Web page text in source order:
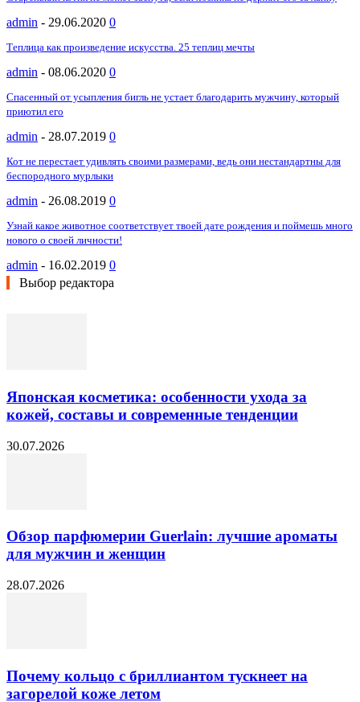
admin - 29.06.2020 0
Теплица как произведение искусства. 25 теплиц мечты
admin - 08.06.2020 0
Спасенный от усыпления бигль не устает благодарить мужчину, который
приютил его
admin - 28.07.2019 0
Кот не перестает удивлять своими размерами, ведь они нестандартны для
беспородного мурлыки
admin - 26.08.2019 0
Узнай какое животное соответствует твоей дате рождения и поймешь много
нового о своей личности!
admin - 16.02.2019 0
Выбор редактора
Японская косметика: особенности ухода за
кожей, составы и современные тенденции
30.07.2026
Обзор парфюмерии Guerlain: лучшие ароматы
для мужчин и женщин
28.07.2026
Почему кольцо с бриллиантом тускнеет на
загорелой коже летом